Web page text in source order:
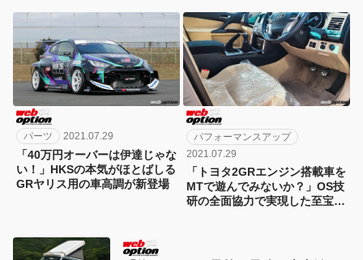
パーツ 2021.07.29
「40万円オーバーは伊達じゃな
い！」HKSの本気がほとばしる
GRヤリス用の車高調が新登場
パフォーマンスアップ
2021.07.29
「トヨタ2GRエンジン搭載車を
MTで遊んでみないか？」OS技
研の全面協力で実現した至宝の